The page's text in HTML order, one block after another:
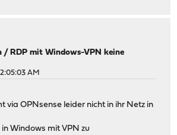
/ RDP mit Windows-VPN keine
AM
via OPNsense leider nicht in ihr Netz in
Windows mit VPN zu